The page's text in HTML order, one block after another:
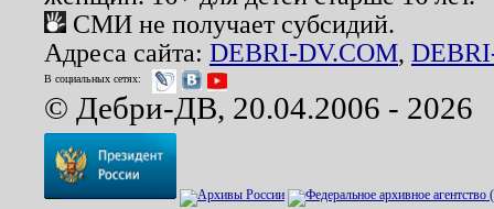
СМИ не получает субсидий.
Адреса сайта: DEBRI-DV.COM,
В социальных сетях:
© Дебри-ДВ, 20.04.2006 - 2026